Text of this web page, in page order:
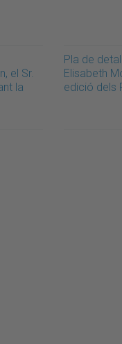
el Sr.
la
Pla de
Elisabeth
edició dels